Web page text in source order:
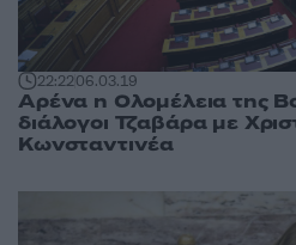
22:2206.03.19
Αρένα η Ολομέλεια της
διάλογοι Τζαβάρα με
Κωνσταντινέα